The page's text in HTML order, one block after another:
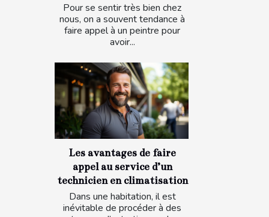
Pour se sentir très bien chez
nous, on a souvent tendance à
faire appel à un peintre pour
avoir...
Les avantages de faire
appel au service d’un
technicien en climatisation
Dans une habitation, il est
inévitable de procéder à des